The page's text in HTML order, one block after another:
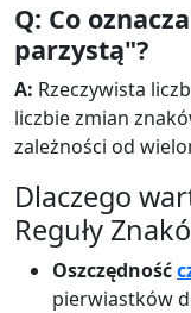
Q: Co
parzystą"?
A: Rzeczywista
liczbie zmian
zależności od
Dlaczego
Reguły
Oszczędność
pierwiastków